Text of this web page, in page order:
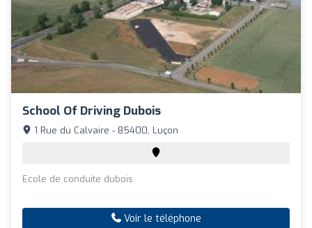
School Of Driving Dubois
1 Rue du Calvaire - 85400, Luçon
Ecole de conduite dubois
Voir le téléphone